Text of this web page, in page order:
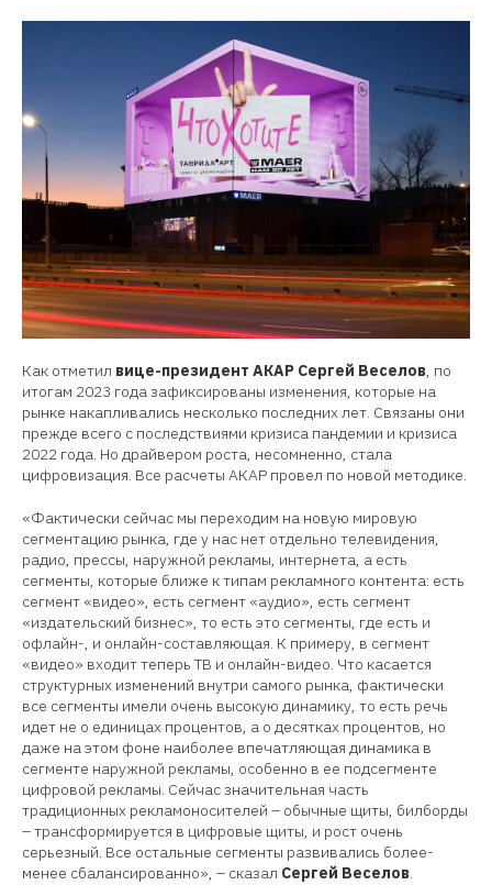
Как отметил вице-президент АКАР Сергей Веселов, по
итогам 2023 года зафиксированы изменения, которые на
рынке накапливались несколько последних лет. Связаны они
прежде всего с последствиями кризиса пандемии и кризиса
2022 года. Но драйвером роста, несомненно, стала
цифровизация. Все расчеты АКАР провел по новой методике.
«Фактически сейчас мы переходим на новую мировую
сегментацию рынка, где у нас нет отдельно телевидения,
радио, прессы, наружной рекламы, интернета, а есть
сегменты, которые ближе к типам рекламного контента: есть
сегмент «видео», есть сегмент «аудио», есть сегмент
«издательский бизнес», то есть это сегменты, где есть и
офлайн-, и онлайн-составляющая. К примеру, в сегмент
«видео» входит теперь ТВ и онлайн-видео. Что касается
структурных изменений внутри самого рынка, фактически
все сегменты имели очень высокую динамику, то есть речь
идет не о единицах процентов, а о десятках процентов, но
даже на этом фоне наиболее впечатляющая динамика в
сегменте наружной рекламы, особенно в ее подсегменте
цифровой рекламы. Сейчас значительная часть
традиционных рекламоносителей – обычные щиты, билборды
– трансформируется в цифровые щиты, и рост очень
серьезный. Все остальные сегменты развивались более-
менее сбалансированно», – сказал Сергей Веселов.